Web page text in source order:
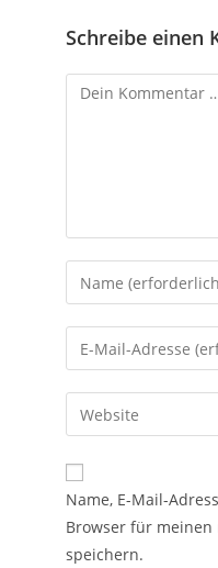
Schreibe einen
Name, E-Mail-
Browser für
speichern.